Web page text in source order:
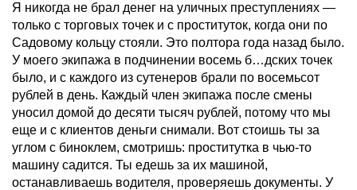
Я никогда не брал денег на уличных преступлениях —
только с торговых точек и с проституток, когда они по
Садовому кольцу стояли. Это полтора года назад было.
У моего экипажа в подчинении восемь б…дских точек
было, и с каждого из сутенеров брали по восемьсот
рублей в день. Каждый член экипажа после смены
уносил домой до десяти тысяч рублей, потому что мы
еще и с клиентов деньги снимали. Вот стоишь ты за
углом с биноклем, смотришь: проститутка в чью-то
машину садится. Ты едешь за их машиной,
останавливаешь водителя, проверяешь документы. У